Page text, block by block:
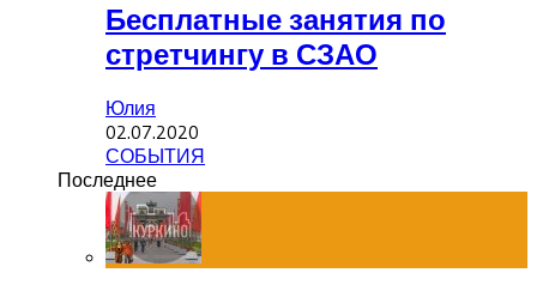
Бесплатные занятия по
стретчингу в СЗАО
Юлия
02.07.2020
СОБЫТИЯ
Последнее